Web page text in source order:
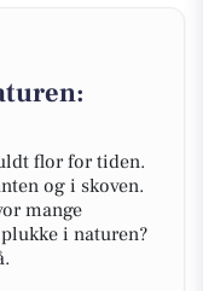
flor for tiden.
og i skoven.
mange
i naturen?